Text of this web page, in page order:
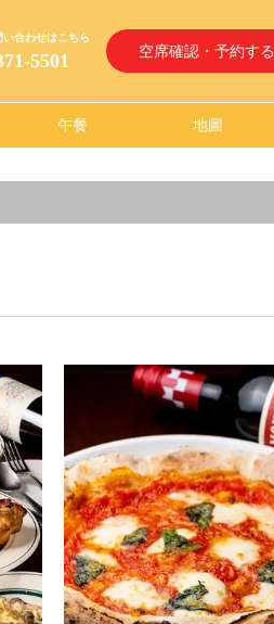
い合わせはこちら
5501 空席確認・予約する
午餐 地圖